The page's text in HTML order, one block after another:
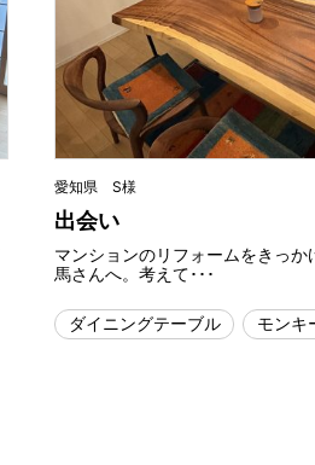
愛知県 S様
出会い
マンションのリフォームをきっか
馬さんへ。考えて･･･
ダイニングテーブル モンキ